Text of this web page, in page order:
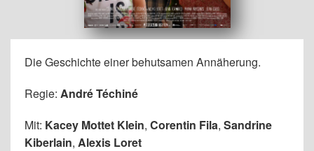
Die Geschichte einer behutsamen Annäherung.
Regie: André Téchiné
Mit: Kacey Mottet Klein, Corentin Fila, Sandrine
Kiberlain, Alexis Loret